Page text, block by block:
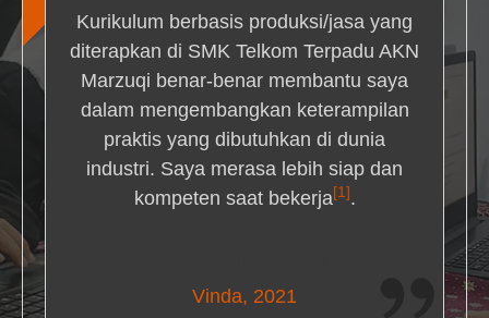
Kurikulum berbasis produksi/jasa yang
diterapkan di SMK Telkom Terpadu AKN
Marzuqi benar-benar membantu saya
dalam mengembangkan keterampilan
praktis yang dibutuhkan di dunia
industri. Saya merasa lebih siap dan
kompeten saat bekerja[1] .
Vinda, 2021